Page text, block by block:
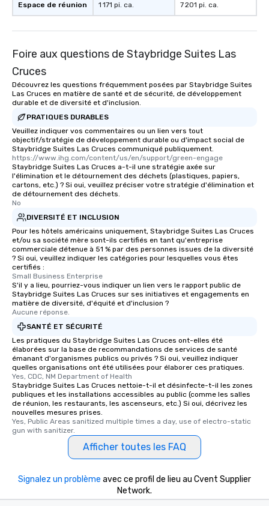
Espace de réunion 1 171 pi. ca. 7 201 pi. ca.
Foire aux questions de Staybridge Suites Las
Cruces
Découvrez les questions fréquemment posées par Staybridge Suites
Las Cruces en matière de santé et de sécurité, de développement
durable et de diversité et d'inclusion.
PRATIQUES DURABLES
Veuillez indiquer vos commentaires ou un lien vers tout
objectif/stratégie de développement durable ou d'impact social de
Staybridge Suites Las Cruces communiqué publiquement.
https://www.ihg.com/content/us/en/support/green-engage
Staybridge Suites Las Cruces a-t-il une stratégie axée sur
l'élimination et le détournement des déchets (plastiques, papiers,
cartons, etc.) ? Si oui, veuillez préciser votre stratégie d'élimination et
de détournement des déchets.
No
DIVERSITÉ ET INCLUSION
Pour les hôtels américains uniquement, Staybridge Suites Las Cruces
et/ou sa société mère sont-ils certifiés en tant qu'entreprise
commerciale détenue à 51 % par des personnes issues de la diversité
? Si oui, veuillez indiquer les catégories pour lesquelles vous êtes
certifiés :
Small Business Enterprise
S'il y a lieu, pourriez-vous indiquer un lien vers le rapport public de
Staybridge Suites Las Cruces sur ses initiatives et engagements en
matière de diversité, d'équité et d'inclusion ?
Aucune réponse.
SANTÉ ET SÉCURITÉ
Les pratiques du Staybridge Suites Las Cruces ont-elles été
élaborées sur la base de recommandations de services de santé
émanant d'organismes publics ou privés ? Si oui, veuillez indiquer
quelles organisations ont été utilisées pour élaborer ces pratiques.
Yes, CDC, NM Department of Health
Staybridge Suites Las Cruces nettoie-t-il et désinfecte-t-il les zones
publiques et les installations accessibles au public (comme les salles
de réunion, les restaurants, les ascenseurs, etc.) Si oui, décrivez les
nouvelles mesures prises.
Yes, Public Areas sanitized multiple times a day, use of electro-static
gun with sanitizer.
Afficher toutes les FAQ
Signalez un problème avec ce profil de lieu au Cvent Supplier
Network.